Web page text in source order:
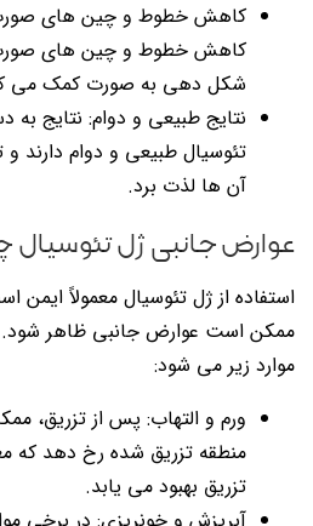
کاهش خطوط و چین های صورت:
کاهش خطوط و چین های
شکل دهی به صورت کمک می
نتایج طبیعی و دوام: نتایج به
تئوسیال طبیعی و دوام دارند
آن ها لذت برد.
عوارض جانبی ژل
استفاده از ژل تئوسیال معمولاً ایمن
ممکن است عوارض جانبی ظاهر
موارد زیر می شود:
ورم و التهاب: پس از تزریق،
منطقه تزریق شده رخ دهد که
تزریق بهبود می یابد.